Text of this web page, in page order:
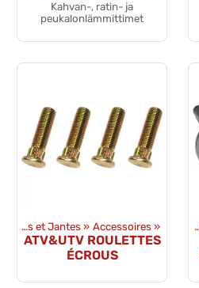
Kahvan-, ratin- ja
peukalonlämmittimet
Pneus et Jantes ‪» Accessoires ‪»
ATV&UTV ROULETTES
ÉCROUS
Produits